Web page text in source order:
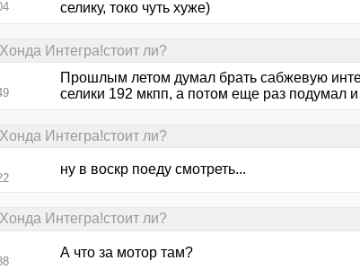
селику, токо чуть хуже)
Интегра!стоит ли?
Прошлым летом думал брать сабжевую
селики 192 мкпп, а потом еще раз подумал
Интегра!стоит ли?
ну в воскр поеду смотреть...
Интегра!стоит ли?
А что за мотор там?